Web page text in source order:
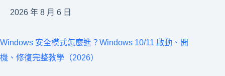
2026 年 8 月 6 日
Windows 安全模式怎麼進？Windows 10/11 啟動、開
機、修復完整教學（2026）